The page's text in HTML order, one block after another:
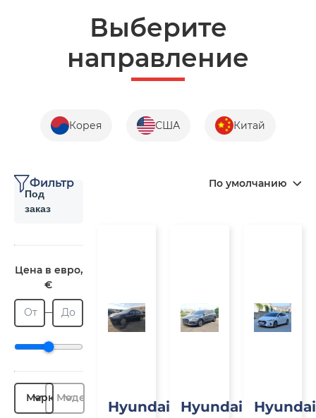
Выберите
направление
Корея США Китай
Фильтр По умолчанию
Под
заказ
Цена в евро,
€
От До
МаркаМодель
Hyundai
Hyundai
Hyundai